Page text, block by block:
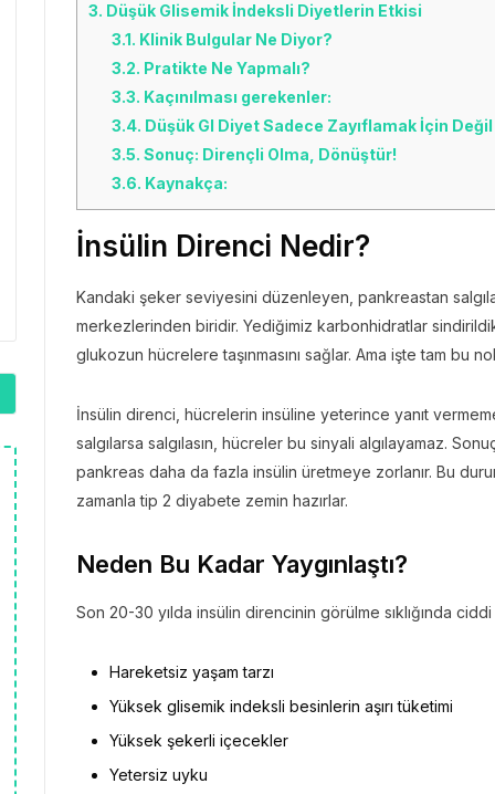
3. Düşük Glisemik İndeksli Diyetlerin Etkisi
3.1. Klinik Bulgular Ne Diyor?
3.2. Pratikte Ne Yapmalı?
3.3. Kaçınılması gerekenler:
3.4. Düşük GI Diyet Sadece Zayıflamak İçin Değil
3.5. Sonuç: Dirençli Olma, Dönüştür!
3.6. Kaynakça:
İnsülin Direnci Nedir?
Kandaki şeker seviyesini düzenleyen, pankreastan
merkezlerinden biridir. Yediğimiz karbonhidratlar
glukozun hücrelere taşınmasını sağlar. Ama işte tam bu
İnsülin direnci, hücrelerin insüline yeterince yanıt
salgılarsa salgılasın, hücreler bu sinyali algılayamaz.
pankreas daha da fazla insülin üretmeye zorlanır. Bu
zamanla tip 2 diyabete zemin hazırlar.
Neden Bu Kadar Yaygınlaştı?
Son 20-30 yılda insülin direncinin görülme sıklığında
Hareketsiz yaşam tarzı
Yüksek glisemik indeksli besinlerin aşırı tüketimi
Yüksek şekerli içecekler
Yetersiz uyku